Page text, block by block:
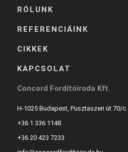
RÓLUNK
REFERENCIÁINK
CIKKEK
KAPCSOLAT
Concord Fordítóiroda Kft.
H-1025 Budapest, Pusztaszeri út 70/c.
+36 1 336 1148
+36 20 423 7233